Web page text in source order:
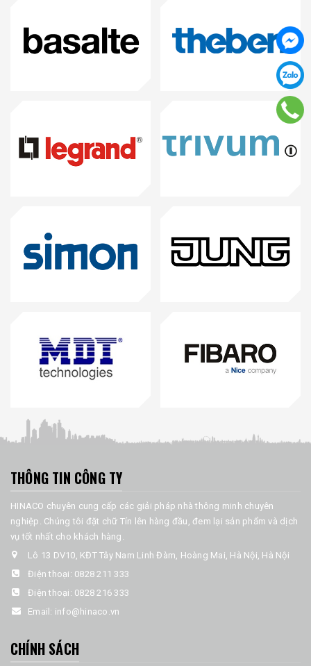
THÔNG TIN CÔNG TY
HINACO chuyên cung cấp các giải pháp nhà thông minh chuyên
nghiệp. Chúng tôi đặt chữ Tín lên hàng đầu, đem lại sản phẩm và dịch
vụ tốt nhất cho khách hàng.
Lô 13 DV10, KĐT Tây Nam Linh Đàm, Hoàng Mai, Hà Nội, Hà Nội
Điện thoại: 0828 211 333
Điện thoại: 0828 216 333
Email: info@hinaco.vn
CHÍNH SÁCH